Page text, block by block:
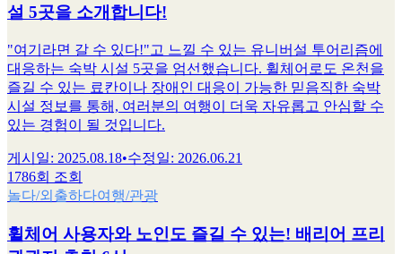
설 5곳을 소개합니다!
"여기라면 갈 수 있다!"고 느낄 수 있는 유니버설 투어리즘에
대응하는 숙박 시설 5곳을 엄선했습니다. 휠체어로도 온천을
즐길 수 있는 료칸이나 장애인 대응이 가능한 믿음직한 숙박
시설 정보를 통해, 여러분의 여행이 더욱 자유롭고 안심할 수
있는 경험이 될 것입니다.
게시일: 2025.08.18•수정일: 2026.06.21
1786회 조회
놀다/외출하다여행/관광
휠체어 사용자와 노인도 즐길 수 있는! 배리어 프리